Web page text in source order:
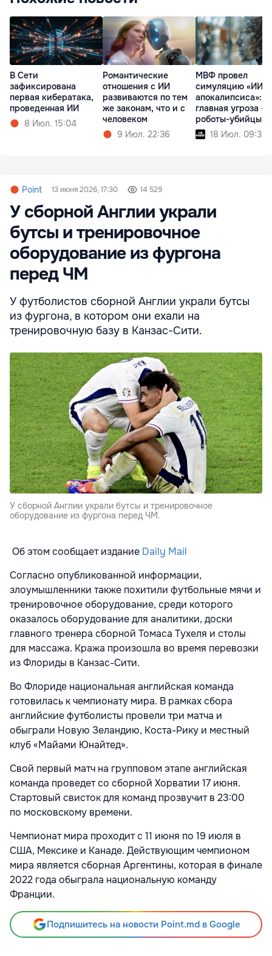
В Сети
зафиксирована
первая кибератака,
проведенная ИИ
8 Июл. 15:04
Романтические
отношения с ИИ
развиваются по тем
же законам, что и с
человеком
9 Июл. 22:36
МВФ провел
симуляцию «ИИ-
апокалипсиса»:
главная угроза -
роботы-убийцы
18 Июл. 09:36
Point 13 июня 2026, 17:30 14 529
У сборной Англии украли
бутсы и тренировочное
оборудование из фургона
перед ЧМ
У футболистов сборной Англии украли бутсы
из фургона, в котором они ехали на
тренировочную базу в Канзас-Сити.
У сборной Англии украли бутсы и тренировочное
оборудование из фургона перед ЧМ.
Об этом сообщает издание Daily Mail
Согласно опубликованной информации,
злоумышленники также похитили футбольные мячи и
тренировочное оборудование, среди которого
оказалось оборудование для аналитики, доски
главного тренера сборной Томаса Тухеля и столы
для массажа. Кража произошла во время перевозки
из Флориды в Канзас-Сити.
Во Флориде национальная английская команда
готовилась к чемпионату мира. В рамках сбора
английские футболисты провели три матча и
обыграли Новую Зеландию, Коста-Рику и местный
клуб «Майами Юнайтед».
Свой первый матч на групповом этапе английская
команда проведет со сборной Хорватии 17 июня.
Стартовый свисток для команд прозвучит в 23:00
по московскому времени.
Чемпионат мира проходит с 11 июня по 19 июля в
США, Мексике и Канаде. Действующим чемпионом
мира является сборная Аргентины, которая в финале
2022 года обыграла национальную команду
Франции.
Подпишитесь на новости Point.md в Google